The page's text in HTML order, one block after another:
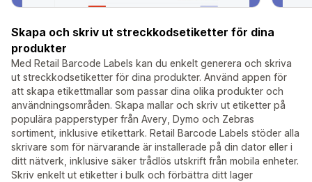
Skapa och skriv ut streckkodsetiketter för dina
produkter
Med Retail Barcode Labels kan du enkelt generera och skriva
ut streckkodsetiketter för dina produkter. Använd appen för
att skapa etikettmallar som passar dina olika produkter och
användningsområden. Skapa mallar och skriv ut etiketter på
populära papperstyper från Avery, Dymo och Zebras
sortiment, inklusive etikettark. Retail Barcode Labels stöder alla
skrivare som för närvarande är installerade på din dator eller i
ditt nätverk, inklusive säker trådlös utskrift från mobila enheter.
Skriv enkelt ut etiketter i bulk och förbättra ditt lager